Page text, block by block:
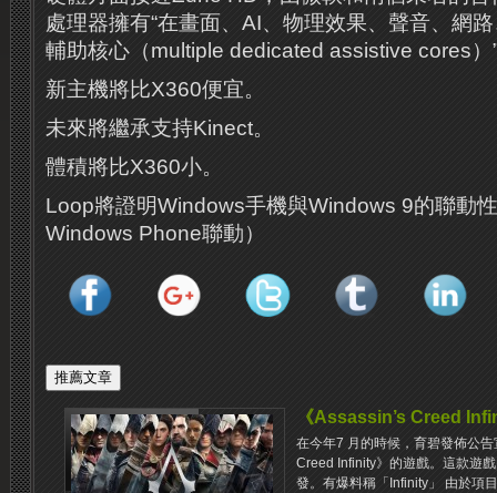
處理器擁有“在畫面、AI、物理效果、聲音、網
輔助核心（multiple dedicated assistive cores）
新主機將比X360便宜。
未來將繼承支持Kinect。
體積將比X360小。
Loop將證明Windows手機與Windows 9的聯動
Windows Phone聯動）
《Assassin’s Creed
在今年7 月的時候，育碧發佈公
Creed Infinity》的遊戲。這款遊
發。有爆料稱「Infinity」 由於項